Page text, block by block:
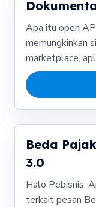
Apa itu open
memungkinkan
marketplace,
Beda
3.0
Halo Pebisnis,
terkait pesan